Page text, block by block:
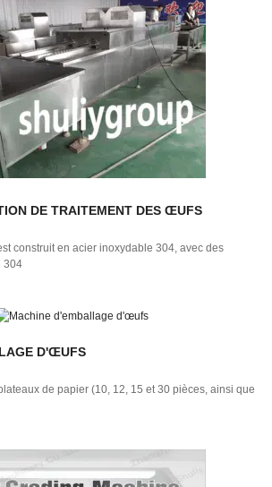
DE TRAITEMENT DES ŒUFS
construit en acier inoxydable 304, avec des
304
D'ŒUFS
de papier (10, 12, 15 et 30 pièces, ainsi que